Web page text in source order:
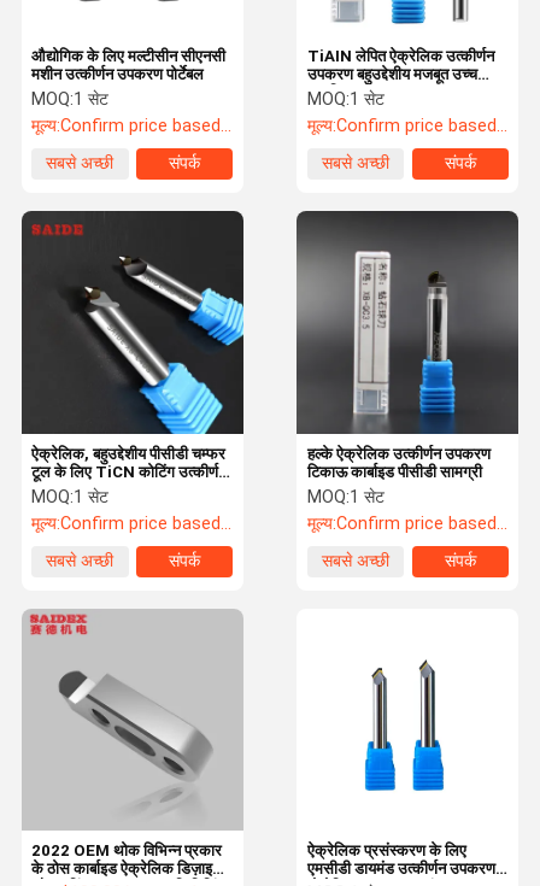
TiAIN लेपित ऐक्रेलिक उत्कीर्णन
उपकरण बहुउद्देशीय मजबूत उच्च
स्थायित्व
MOQ:1 सेट
मूल्य:Confirm price based on product
सबसे अच्छी
संपर्क
औद्योगिक के लिए मल्टीसीन सीएनसी
मशीन उत्कीर्णन उपकरण पोर्टेबल
MOQ:1 सेट
मूल्य:Confirm price based on product
सबसे अच्छी
संपर्क
हल्के ऐक्रेलिक उत्कीर्णन उपकरण
टिकाऊ कार्बाइड पीसीडी सामग्री
MOQ:1 सेट
मूल्य:Confirm price based on product
सबसे अच्छी
संपर्क
ऐक्रेलिक, बहुउद्देशीय पीसीडी चम्फर
टूल के लिए TiCN कोटिंग उत्कीर्णन
उपकरण
MOQ:1 सेट
मूल्य:Confirm price based on product
सबसे अच्छी
संपर्क
ऐक्रेलिक प्रसंस्करण के लिए
एमसीडी डायमंड उत्कीर्णन उपकरण |
2022 OEM थोक विभिन्न प्रकार
के ठोस कार्बाइड ऐक्रेलिक डिज़ाइन